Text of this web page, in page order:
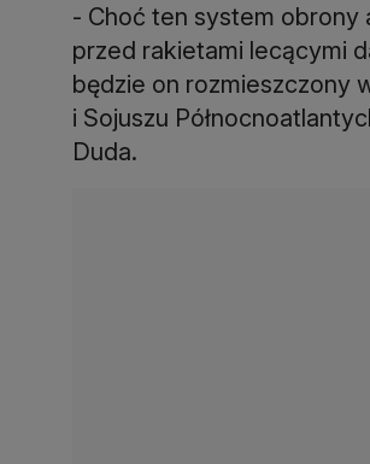
- Choć ten system obrony
przed rakietami lecącymi
będzie on rozmieszczony
i Sojuszu
Duda.